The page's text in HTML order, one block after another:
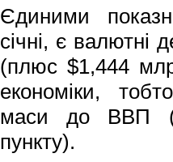
Єдиними
січні, є валютні
(плюс $1,444
економіки,
маси до ВВП
пункту).